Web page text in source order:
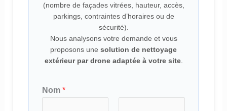
(nombre de façades vitrées, hauteur, accès,
parkings, contraintes d’horaires ou de
sécurité).
Nous analysons votre demande et vous
proposons une solution de nettoyage
extérieur par drone adaptée à votre site.
Nom *